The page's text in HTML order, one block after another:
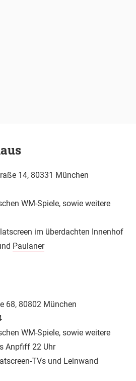
14, 80331 München
WM-Spiele, sowie weitere
im überdachten Innenhof
Paulaner
68, 80802 München
WM-Spiele, sowie weitere
Anpfiff 22 Uhr
TVs und Leinwand